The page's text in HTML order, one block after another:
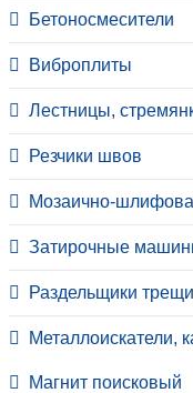
Бетоносмесители
Виброплиты
Лестницы,
Резчики швов
Мозаично-
Затирочные
Раздельщики
Металлоискатели,
Магнит поисковый